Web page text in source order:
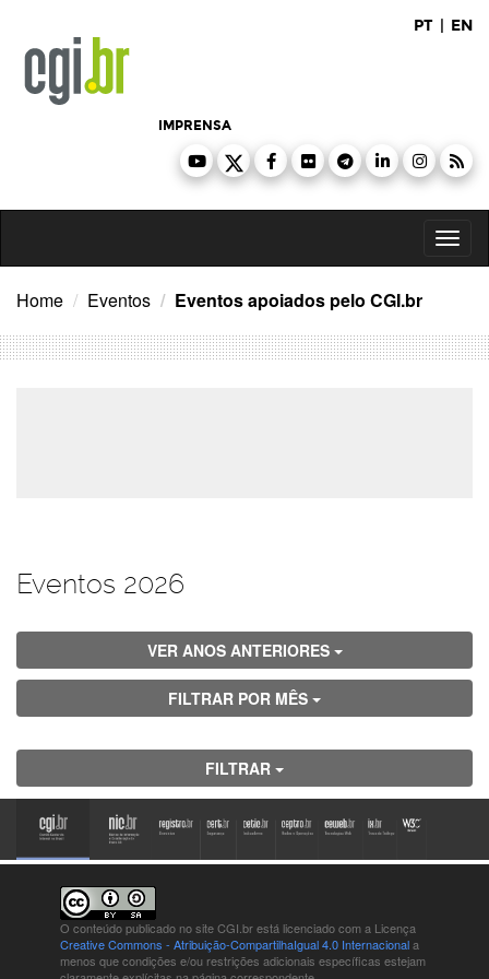
conteúdo
PT | EN
IMPRENSA
Home Eventos Eventos apoiados pelo CGI.br
Eventos 2026
VER ANOS ANTERIORES
FILTRAR POR MÊS
FILTRAR
O conteúdo publicado no site CGI.br está licenciado com a Licença
Creative Commons - Atribuição-CompartilhaIgual 4.0 Internacionala
menos que condições e/ou restrições adicionais específicas estejam